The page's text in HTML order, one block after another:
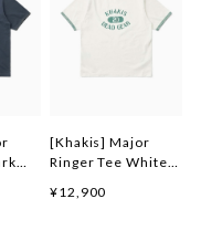
ッシ
[Khakis] Major
Ringer Tee White
韓国ファッション 韓
¥12,900